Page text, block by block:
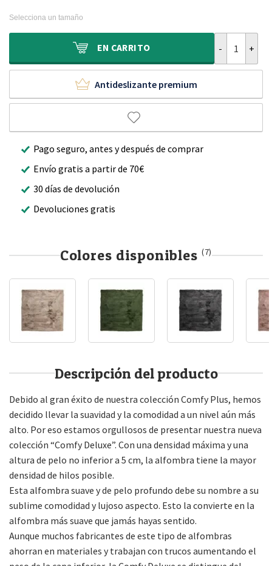
500,00 €.
279,90 €.
Selecciona un tamaño
EN CARRITO
Antideslizante premium
Pago seguro, antes y después de comprar
Envío gratis a partir de 70€
30 días de devolución
Devoluciones gratis
Colores disponibles (7)
Descripción del producto
Debido al gran éxito de nuestra colección Comfy Plus, hemos
decidido llevar la suavidad y la comodidad a un nivel aún más
alto. Por eso estamos orgullosos de presentar nuestra nueva
colección “Comfy Deluxe”. Con una densidad máxima y una
altura de pelo no inferior a 5 cm, la alfombra tiene la mayor
densidad de hilos posible.
Esta alfombra suave y de pelo profundo debe su nombre a su
sublime comodidad y lujoso aspecto. Esto la convierte en la
alfombra más suave que jamás hayas sentido.
Aunque muchos fabricantes de este tipo de alfombras
ahorran en materiales y trabajan con trucos aumentando el